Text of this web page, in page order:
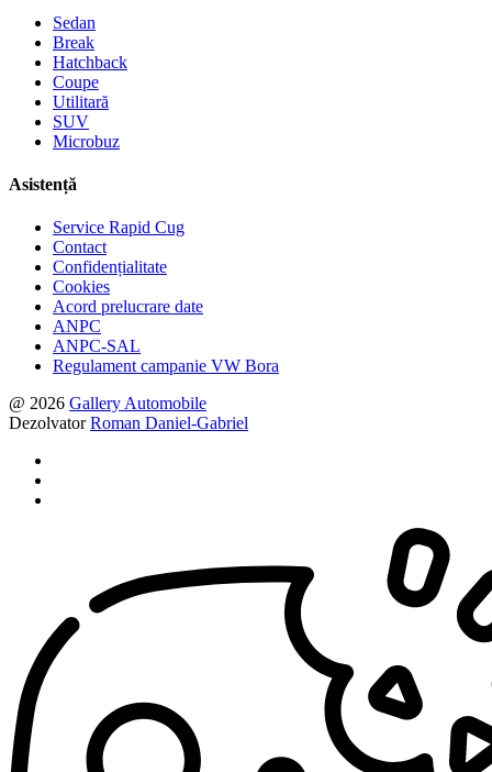
Sedan
Break
Hatchback
Coupe
Utilitară
SUV
Microbuz
Asistență
Service Rapid Cug
Contact
Confidențialitate
Cookies
Acord prelucrare date
ANPC
ANPC-SAL
Regulament campanie VW Bora
@ 2026 Gallery Automobile
DezolvatorRoman Daniel-Gabriel